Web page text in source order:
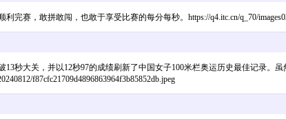
，敢拼敢闯，也敢于享受比赛的每分每秒。https://q4.itc.cn/q_70/images03/
秒大关，并以12秒97的成绩刷新了中国女子100米栏奥运历史最佳记录。
f87cfc21709d4896863964f3b85852db.jpeg